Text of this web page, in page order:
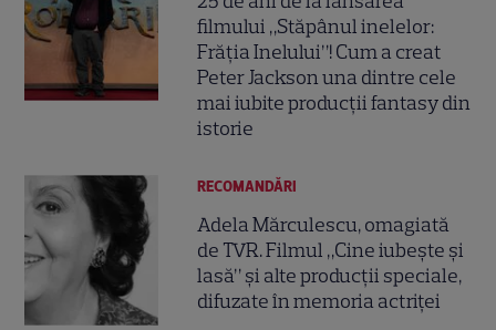
filmului „Stăpânul inelelor:
Frăția Inelului”! Cum a creat
Peter Jackson una dintre cele
mai iubite producții fantasy din
istorie
RECOMANDĂRI
Adela Mărculescu, omagiată
de TVR. Filmul „Cine iubește și
lasă” și alte producții speciale,
difuzate în memoria actriței